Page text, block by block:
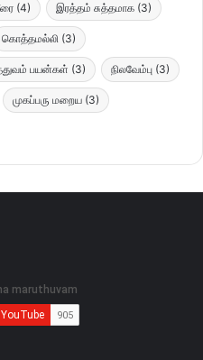
(4) இரத்தம் சுத்தமாக (3)
கொத்தமல்லி (3)
பயன்கள் (3) நிலவேம்பு (3)
முகப்பரு மறைய (3)